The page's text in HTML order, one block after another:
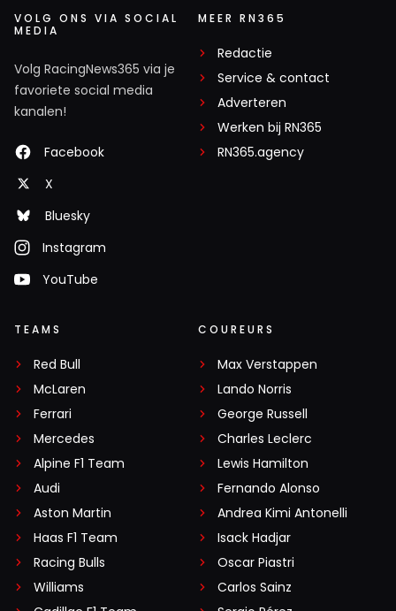
VOLG ONS VIA SOCIAL
MEDIA
Volg RacingNews365 via je
favoriete social media
kanalen!
Facebook
X
Bluesky
Instagram
YouTube
MEER RN365
Redactie
Service & contact
Adverteren
Werken bij RN365
RN365.agency
TEAMS
Red Bull
McLaren
Ferrari
Mercedes
Alpine F1 Team
Audi
Aston Martin
Haas F1 Team
Racing Bulls
Williams
COUREURS
Max Verstappen
Lando Norris
George Russell
Charles Leclerc
Lewis Hamilton
Fernando Alonso
Andrea Kimi Antonelli
Isack Hadjar
Oscar Piastri
Carlos Sainz